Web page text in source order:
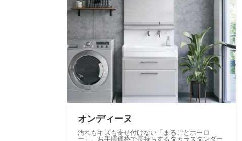
オンディーヌ
汚れもキズも寄せ付けない「まるごとホーロ
ー」。お手頃価格で長持ちするタカラスタンダー